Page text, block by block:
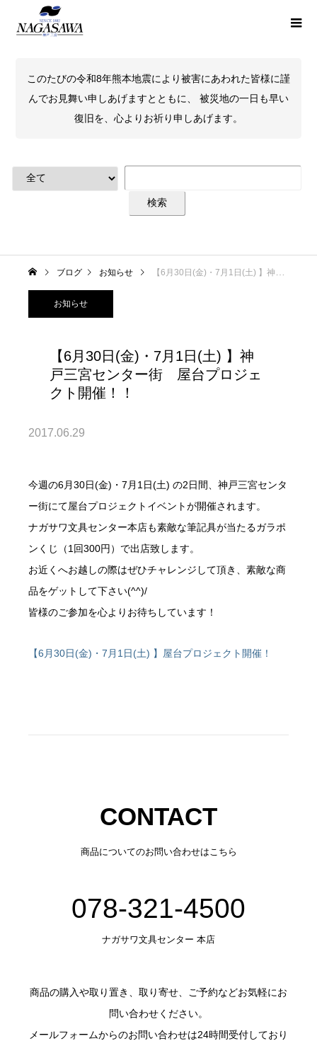
このたびの令和8年熊本地震により被害にあわれた皆様に謹
んでお見舞い申しあげますとともに、 被災地の一日も早い
復旧を、心よりお祈り申しあげます。
ブログ お知らせ 【6月30日(金)・7月1日(土) 】神戸三宮センター街 屋台プロジェクト開催！！
お知らせ
【6月30日(金)・7月1日(土) 】神
戸三宮センター街 屋台プロジェ
クト開催！！
2017.06.29
今週の6月30日(金)・7月1日(土) の2日間、神戸三宮センタ
ー街にて屋台プロジェクトイベントが開催されます。
ナガサワ文具センター本店も素敵な筆記具が当たるガラポ
ンくじ（1回300円）で出店致します。
お近くへお越しの際はぜひチャレンジして頂き、素敵な商
品をゲットして下さい(^^)/
皆様のご参加を心よりお待ちしています！
【6月30日(金)・7月1日(土) 】屋台プロジェクト開催！
CONTACT
商品についてのお問い合わせはこちら
078-321-4500
ナガサワ文具センター 本店
商品の購入や取り置き、取り寄せ、ご予約などお気軽にお
問い合わせください。
メールフォームからのお問い合わせは24時間受付しており